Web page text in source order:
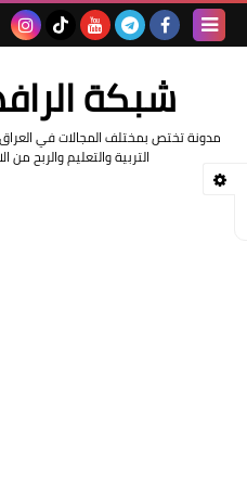
شبكة
مدونة تختص بمختلف المجالات في العراق
التربية والتعليم والربح من